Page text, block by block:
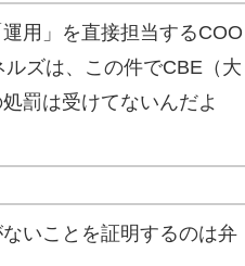
用」を直接担当するCOO
ズは、この件でCBE（大
罰は受けてないんだよ
いことを証明するのは弁